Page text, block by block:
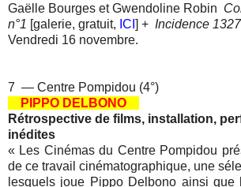
Gaëlle Bourges et Gwendoline Robin
n°1 [galerie, gratuit, ICI ] + Incidence 1327
Vendredi 16 novembre.
7 — Centre Pompidou (4°)
PIPPO DELBONO
Rétrospective de films, installation,
inédites
« Les Cinémas du Centre Pompidou
de ce travail cinématographique, une
lesquels joue Pippo Delbono ainsi que